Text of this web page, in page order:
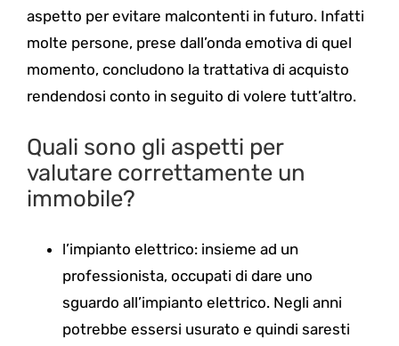
aspetto per evitare malcontenti in futuro. Infatti
molte persone, prese dall’onda emotiva di quel
momento, concludono la trattativa di acquisto
rendendosi conto in seguito di volere tutt’altro.
Quali sono gli aspetti per
valutare correttamente un
immobile?
l’impianto elettrico: insieme ad un
professionista, occupati di dare uno
sguardo all’impianto elettrico. Negli anni
potrebbe essersi usurato e quindi saresti